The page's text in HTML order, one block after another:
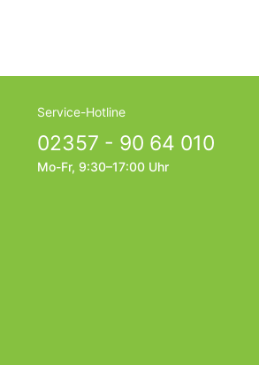
Service-Hotline
02357 - 90 64 010
Mo-Fr, 9:30–17:00 Uhr